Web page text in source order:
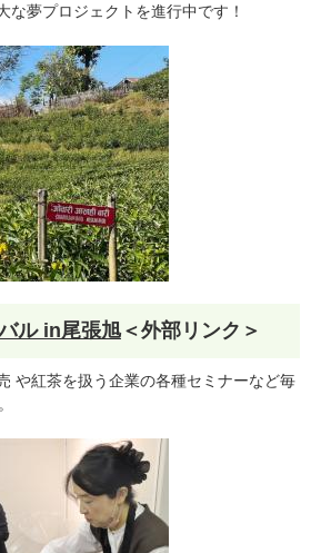
な夢プロジェクトを進行中です！​
ル in尾張旭＜外部リンク＞
や紅茶を扱う企業の各種セミナーなど毎